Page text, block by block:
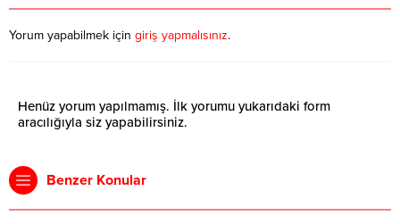
Yorum yapabilmek için giriş yapmalısınız.
Henüz yorum yapılmamış. İlk yorumu yukarıdaki form
aracılığıyla siz yapabilirsiniz.
Benzer Konular